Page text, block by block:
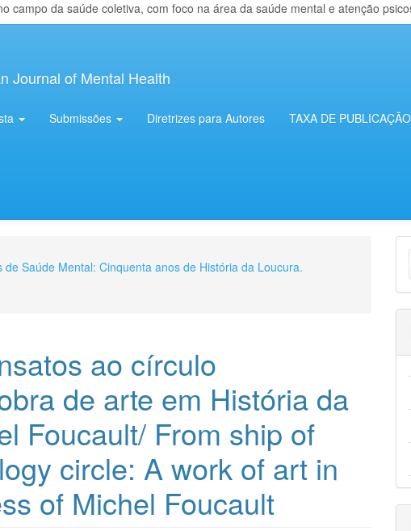
campo da saúde coletiva, com foco na área da saúde mental e atenção
Journal of Mental Health
Submissões Diretrizes para Autores TAXA DE PUBLICAÇÃO
Saúde Mental: Cinquenta anos de História da Loucura.
ao círculo
de arte em História da
Foucault/ From ship of
circle: A work of art in
of Michel Foucault